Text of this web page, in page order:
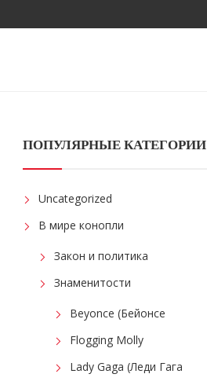
ПОПУЛЯРНЫЕ КАТЕГОРИИ
Uncategorized
В мире конопли
Закон и политика
Знаменитости
Beyonce (Бейонсе
Flogging Molly
Lady Gaga (Леди Гага